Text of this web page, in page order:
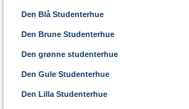
Den Blå Studenterhue
Den Brune Studenterhue
Den grønne studenterhue
Den Gule Studenterhue
Den Lilla Studenterhue